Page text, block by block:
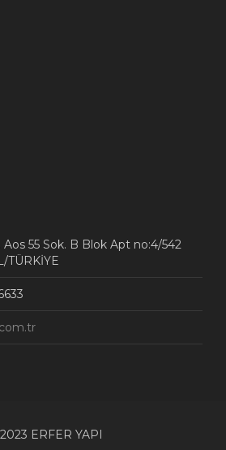
55 Sok. B Blok Apt no:4/542
TÜRKİYE
ERFER YAPI